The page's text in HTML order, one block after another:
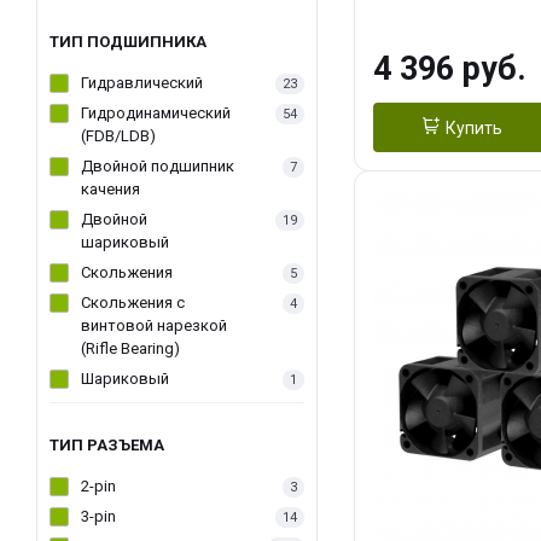
ТИП ПОДШИПНИКА
Гидравлический 23
Гидродинамический
(FDB/LDB)
54
Двойной подшипник
качения
7
Двойной
шариковый
19
Скольжения 5
Скольжения c
винтовой нарезкой
(Rifle Bearing)
4
Шариковый 1
ТИП РАЗЪЕМА
2-pin 3
3-pin 14
D：AM4、
4 396 руб.
Купить